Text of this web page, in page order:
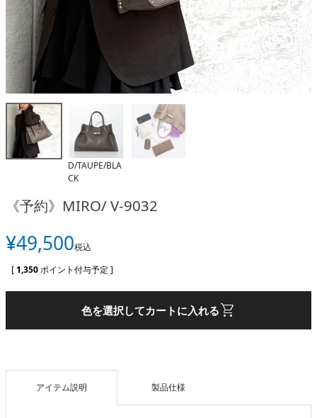
D/TAUPE/BLA
CK
《予約》MIRO/ V-9032
¥49,500税込
[1,350ポイント付与予定 ]
色を選択してカートに入れるshopping_cart
アイテム説明 製品仕様